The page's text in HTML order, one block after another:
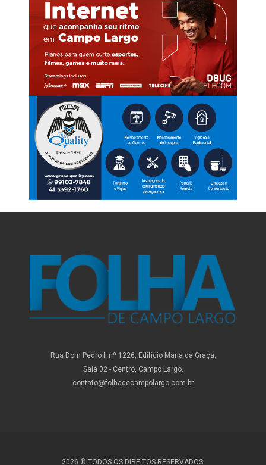
Rua Dom Pedro II nº 1226, Edifício Maria da Graça.
Sala 02 - Centro, Campo Largo.
contato@folhadecampolargo.com.br
2026 © TODOS OS DIREITOS RESERVADOS.